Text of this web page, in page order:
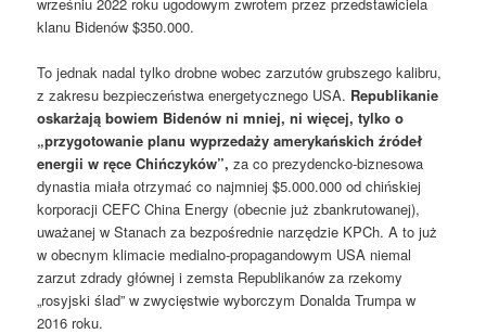
klanu Bidenów $350.000.
To jednak nadal tylko drobne wobec zarzutów grubszego kalibru,
z zakresu bezpieczeństwa energetycznego USA. Republikanie
oskarżają bowiem Bidenów ni mniej, ni więcej, tylko o
„przygotowanie planu wyprzedaży amerykańskich źródeł
energii w ręce Chińczyków”, za co prezydencko-biznesowa
dynastia miała otrzymać co najmniej $5.000.000 od chińskiej
korporacji CEFC China Energy (obecnie już zbankrutowanej),
uważanej w Stanach za bezpośrednie narzędzie KPCh. A to już
w obecnym klimacie medialno-propagandowym USA niemal
zarzut zdrady głównej i zemsta Republikanów za rzekomy
„rosyjski ślad” w zwycięstwie wyborczym Donalda Trumpa w
2016 roku.